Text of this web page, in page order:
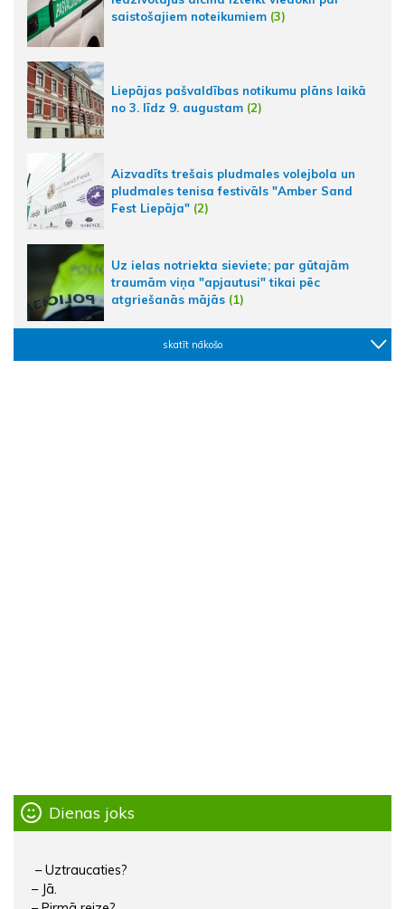
saistošajiem noteikumiem (3)
Liepājas pašvaldības notikumu plāns laikā
no 3. līdz 9. augustam (2)
Aizvadīts trešais pludmales volejbola un
pludmales tenisa festivāls "Amber Sand
Fest Liepāja" (2)
Uz ielas notriekta sieviete; par gūtajām
traumām viņa "apjautusi" tikai pēc
atgriešanās mājās (1)
skatīt nākošo
Dienas joks
– Uztraucaties?
– Jā.